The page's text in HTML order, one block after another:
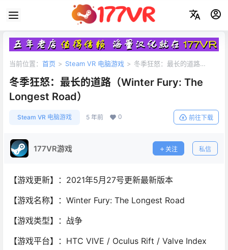
当前位置： 首页 > Steam VR 电脑游戏 > 冬季狂怒：最长的道路
冬季狂怒：最长的道路（Winter Fury: The
Longest Road）
Steam VR 电脑游戏 5 年前 0 前往下载
177VR游戏 关注 私信
【游戏更新】：2021年5月27号更新最新版本
【游戏名称】：Winter Fury: The Longest Road
【游戏类型】：战争
【游戏平台】：HTC VIVE / Oculus Rift / Valve Index